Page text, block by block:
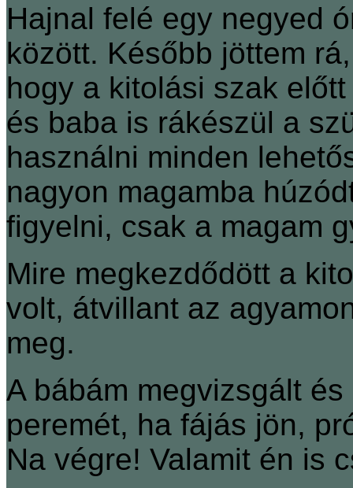
Hajnal felé egy negyed
között. Később jöttem
hogy a kitolási szak
és baba is rákészül a
használni minden
nagyon magamba
figyelni, csak a magam
Mire megkezdődött a
volt, átvillant az
meg.
A bábám megvizsgált
peremét, ha fájás jön,
Na végre! Valamit én is